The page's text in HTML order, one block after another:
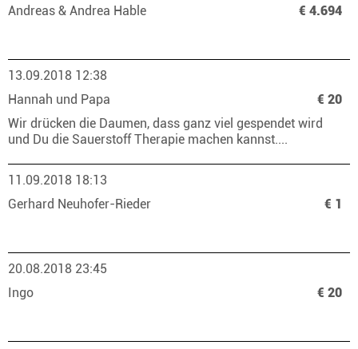
Andreas & Andrea Hable
€ 4.694
13.09.2018 12:38
Hannah und Papa
€ 20
Wir drücken die Daumen, dass ganz viel gespendet wird
und Du die Sauerstoff Therapie machen kannst....
11.09.2018 18:13
Gerhard Neuhofer-Rieder
€ 1
20.08.2018 23:45
Ingo
€ 20